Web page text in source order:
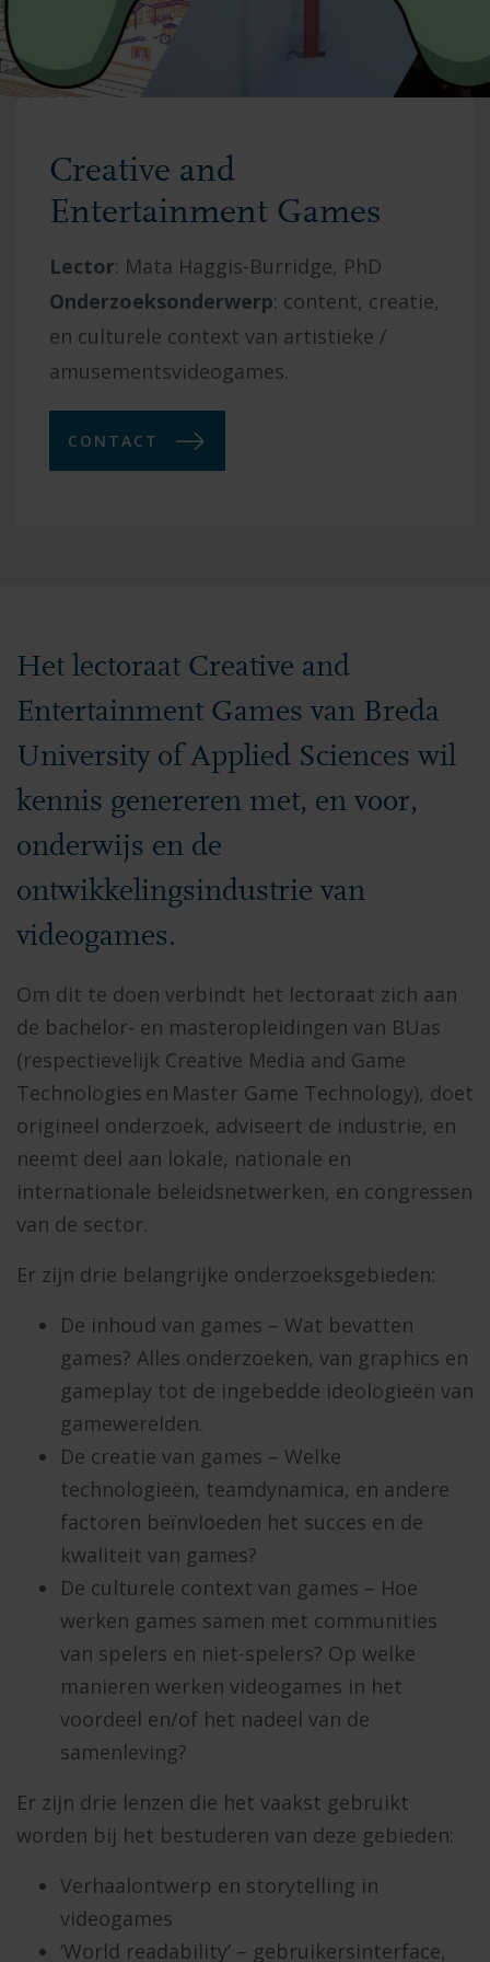
Creative and
Entertainment Games
Lector: Mata Haggis-Burridge, PhD
Onderzoeksonderwerp: content, creatie,
en culturele context van artistieke /
amusementsvideogames.
CONTACT
Het lectoraat Creative and
Entertainment Games van Breda
University of Applied Sciences wil
kennis genereren met, en voor,
onderwijs en de
ontwikkelingsindustrie van
videogames.
Om dit te doen verbindt het lectoraat zich aan
de bachelor- en masteropleidingen van BUas
(respectievelijk Creative Media and Game
Technologies en Master Game Technology), doet
origineel onderzoek, adviseert de industrie, en
neemt deel aan lokale, nationale en
internationale beleidsnetwerken, en congressen
van de sector.
Er zijn drie belangrijke onderzoeksgebieden:
De inhoud van games – Wat bevatten
games? Alles onderzoeken, van graphics en
gameplay tot de ingebedde ideologieën van
gamewerelden.
De creatie van games – Welke
technologieën, teamdynamica, en andere
factoren beïnvloeden het succes en de
kwaliteit van games?
De culturele context van games – Hoe
werken games samen met communities
van spelers en niet-spelers? Op welke
manieren werken videogames in het
voordeel en/of het nadeel van de
samenleving?
Er zijn drie lenzen die het vaakst gebruikt
worden bij het bestuderen van deze gebieden:
Verhaalontwerp en storytelling in
videogames
‘World readability’ – gebruikersinterface,